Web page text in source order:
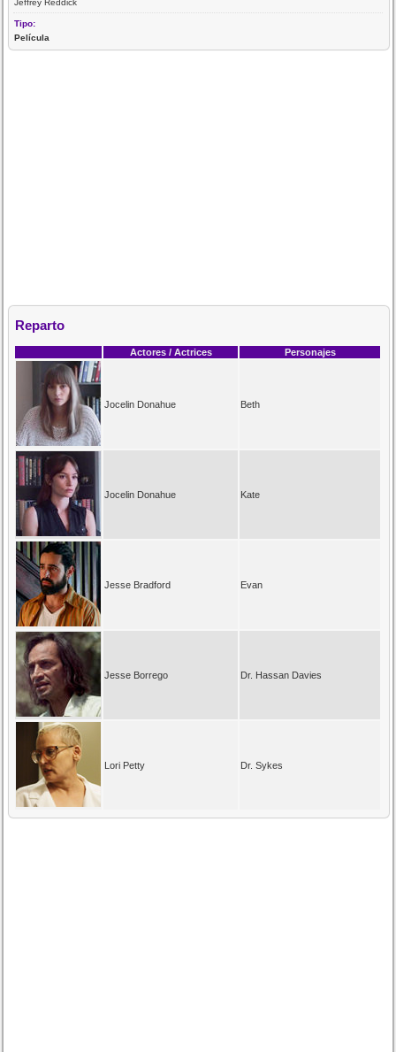
Jeffrey Reddick
Tipo:
Película
Reparto
Actores / Actrices Personajes
Jocelin Donahue Beth
Jocelin Donahue Kate
Jesse Bradford Evan
Jesse Borrego Dr. Hassan Davies
Lori Petty Dr. Sykes